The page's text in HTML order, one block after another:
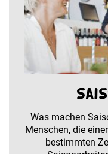
Was machen
Menschen, die
bestimmten